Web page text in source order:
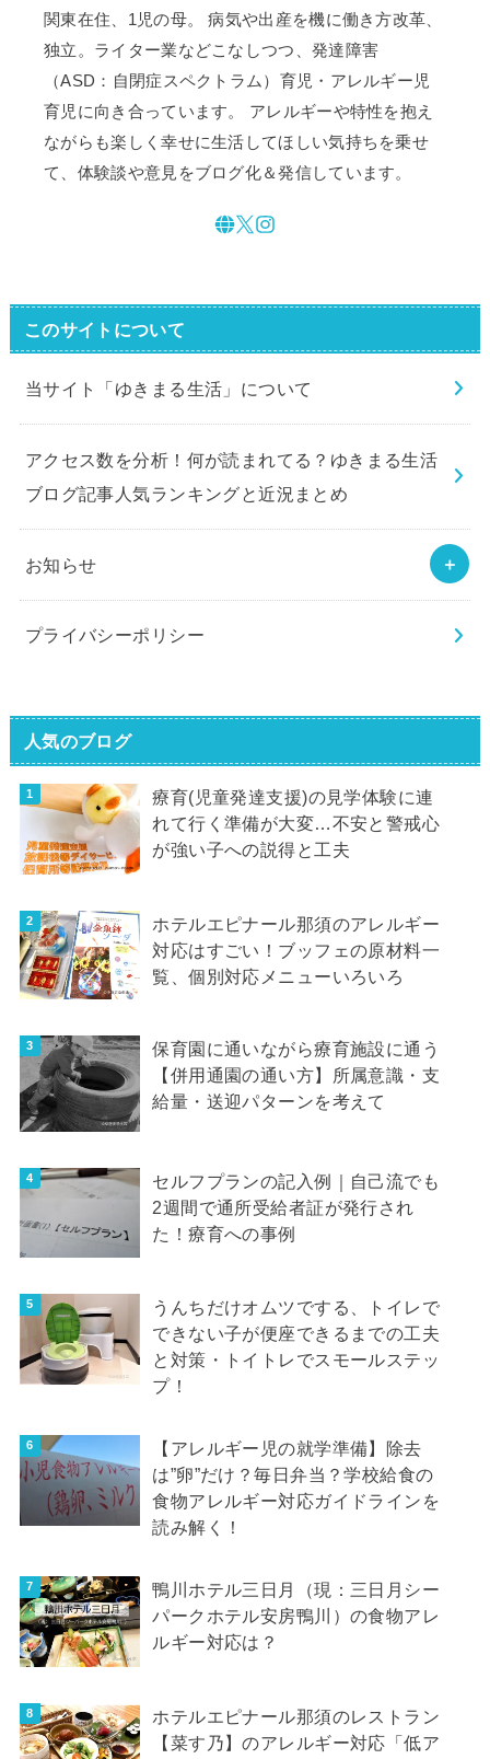
関東在住、1児の母。 病気や出産を機に働き方改革、
独立。ライター業などこなしつつ、発達障害
（ASD：自閉症スペクトラム）育児・アレルギー児
育児に向き合っています。 アレルギーや特性を抱え
ながらも楽しく幸せに生活してほしい気持ちを乗せ
て、体験談や意見をブログ化＆発信しています。
このサイトについて
当サイト「ゆきまる生活」について
アクセス数を分析！何が読まれてる？ゆきまる生活
ブログ記事人気ランキングと近況まとめ
お知らせ
プライバシーポリシー
人気のブログ
療育(児童発達支援)の見学体験に連
れて行く準備が大変…不安と警戒心
が強い子への説得と工夫
ホテルエピナール那須のアレルギー
対応はすごい！ブッフェの原材料一
覧、個別対応メニューいろいろ
保育園に通いながら療育施設に通う
【併用通園の通い方】所属意識・支
給量・送迎パターンを考えて
セルフプランの記入例｜自己流でも
2週間で通所受給者証が発行され
た！療育への事例
うんちだけオムツでする、トイレで
できない子が便座できるまでの工夫
と対策・トイトレでスモールステッ
プ！
【アレルギー児の就学準備】除去
は”卵”だけ？毎日弁当？学校給食の
食物アレルギー対応ガイドラインを
読み解く！
鴨川ホテル三日月（現：三日月シー
パークホテル安房鴨川）の食物アレ
ルギー対応は？
ホテルエピナール那須のレストラン
【菜す乃】のアレルギー対応「低ア